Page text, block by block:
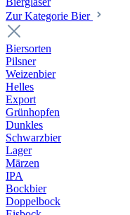
Zur Kategorie Bier
Biersorten
Pilsner
Weizenbier
Helles
Export
Grünhopfen
Dunkles
Schwarzbier
Lager
Märzen
IPA
Bockbier
Doppelbock